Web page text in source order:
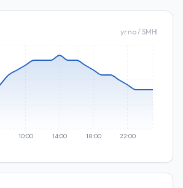
yr.no / SMHI
10:00 14:00 18:00 22:00